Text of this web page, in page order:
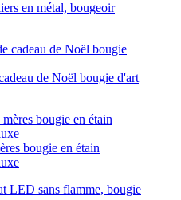
en métal, bougeoir
de Noël bougie d'art
bougie en étain